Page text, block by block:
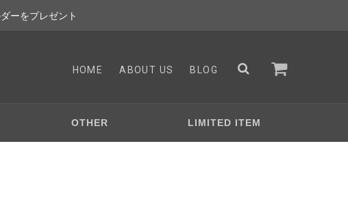
ーをプレゼント
HOME ABOUT US BLOG
OTHER LIMITED ITEM